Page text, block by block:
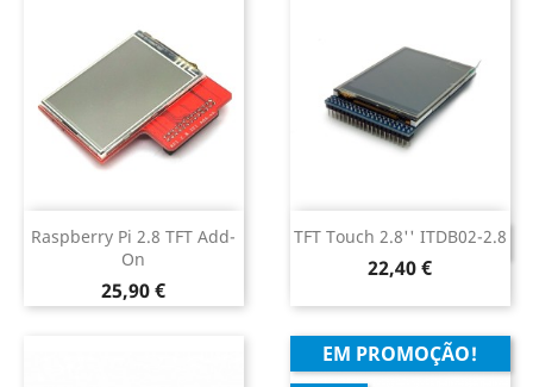
Raspberry Pi 2.8 TFT Add-
On
Preço
25,90 €
TFT Touch 2.8'' ITDB02-2.8
Preço
22,40 €
DESCONTINUADO
EM PROMOÇÃO!